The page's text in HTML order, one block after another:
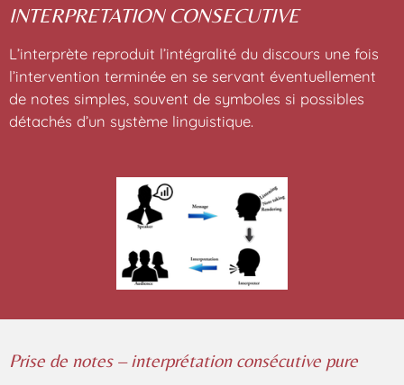
INTERPRETATION CONSECUTIVE
L’interprète reproduit l’intégralité du discours une fois
l’intervention terminée en se servant éventuellement
de notes simples, souvent de symboles si possibles
détachés d’un système linguistique.
Prise de notes – interprétation consécutive pure